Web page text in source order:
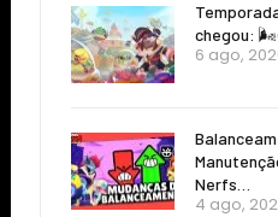
chegou:
6 ago,
Nerfs…
4 ago,